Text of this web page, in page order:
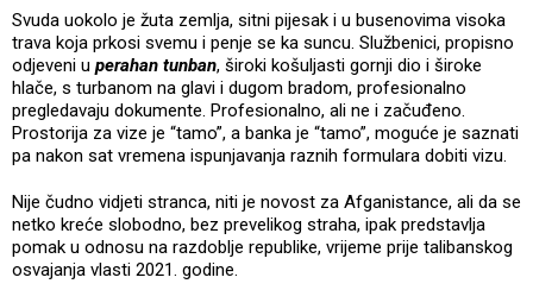
Svuda uokolo je žuta zemlja, sitni pijesak i u busenovima visoka
trava koja prkosi svemu i penje se ka suncu. Službenici, propisno
odjeveni u perahan tunban, široki košuljasti gornji dio i široke
hlače, s turbanom na glavi i dugom bradom, profesionalno
pregledavaju dokumente. Profesionalno, ali ne i začuđeno.
Prostorija za vize je “tamo”, a banka je “tamo”, moguće je saznati
pa nakon sat vremena ispunjavanja raznih formulara dobiti vizu.
Nije čudno vidjeti stranca, niti je novost za Afganistance, ali da se
netko kreće slobodno, bez prevelikog straha, ipak predstavlja
pomak u odnosu na razdoblje republike, vrijeme prije talibanskog
osvajanja vlasti 2021. godine.